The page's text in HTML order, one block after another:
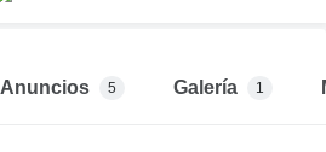
Anuncios 5 Galería 1